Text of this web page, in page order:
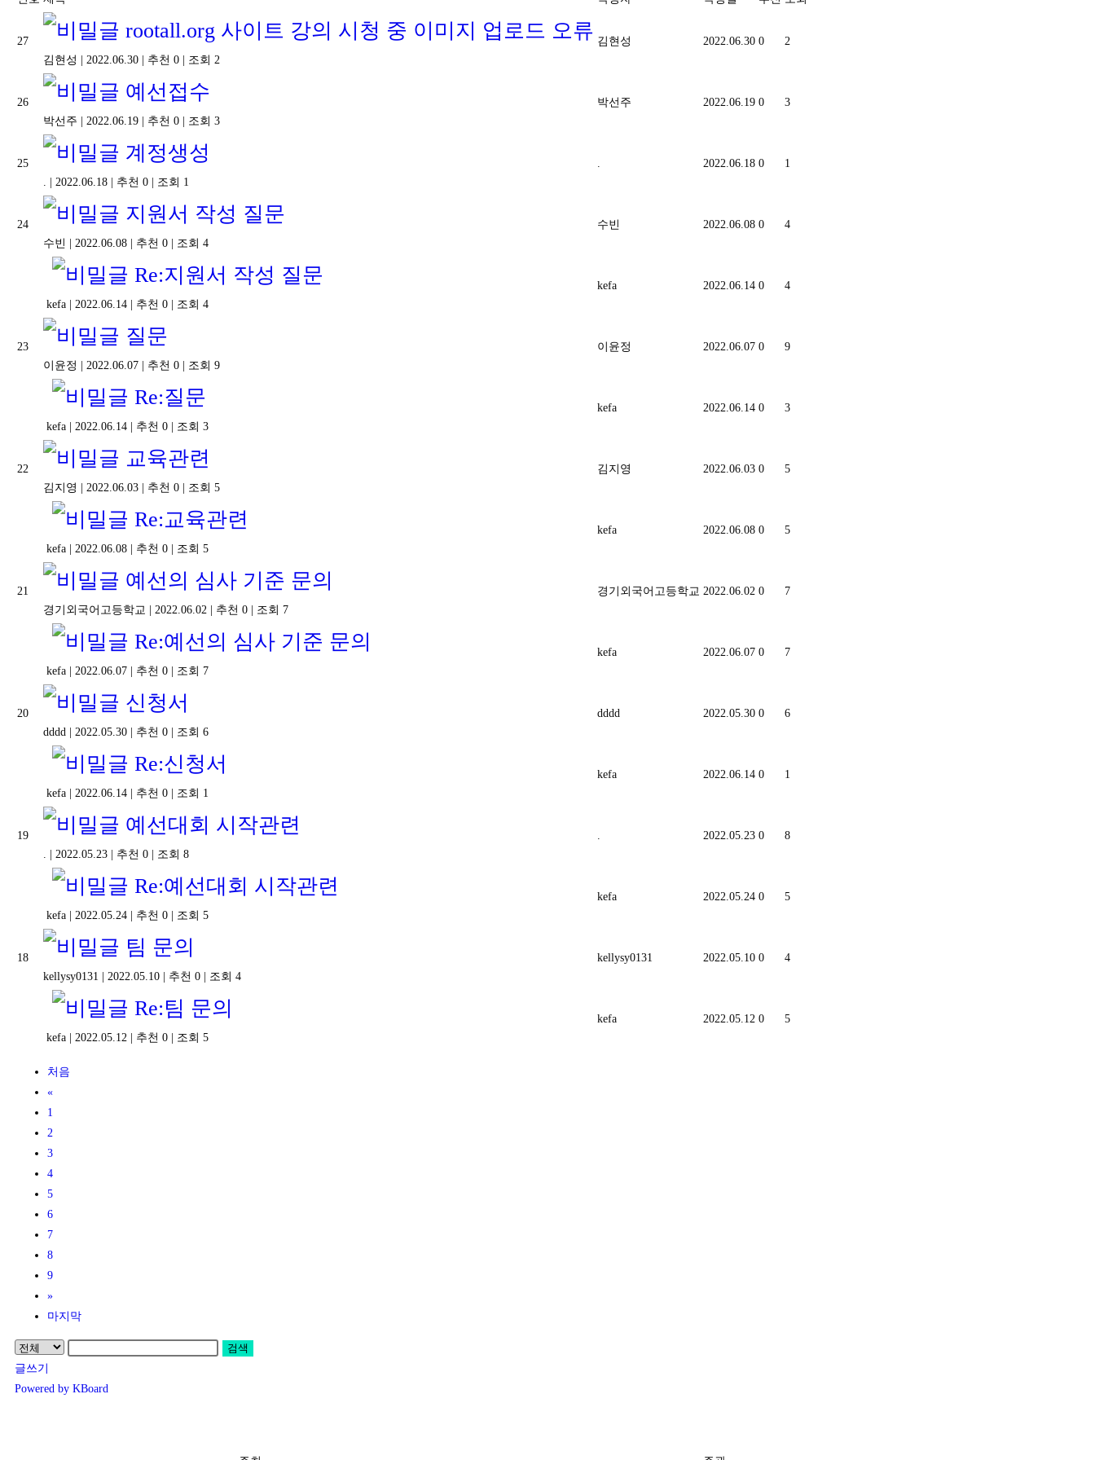
27 rootall.org 사이트 강의 시청 중 이미지 업로드 오류
김현성 2022.06.30 추천 0 조회 2
김현성 2022.06.30 0 2
26 예선접수
박선주 2022.06.19 추천 0 조회 3
박선주 2022.06.19 0 3
25 계정생성
. 2022.06.18 추천 0 조회 1
. 2022.06.18 0 1
24 지원서 작성 질문
수빈 2022.06.08 추천 0 조회 4
수빈 2022.06.08 0 4
Re:지원서 작성 질문
kefa 2022.06.14 추천 0 조회 4
kefa 2022.06.14 0 4
23 질문
이윤정 2022.06.07 추천 0 조회 9
이윤정 2022.06.07 0 9
Re:질문
kefa 2022.06.14 추천 0 조회 3
kefa 2022.06.14 0 3
22 교육관련
김지영 2022.06.03 추천 0 조회 5
김지영 2022.06.03 0 5
Re:교육관련
kefa 2022.06.08 추천 0 조회 5
kefa 2022.06.08 0 5
21 예선의 심사 기준 문의
경기외국어고등학교 2022.06.02 추천 0 조회 7
경기외국어고등학교 2022.06.02 0 7
Re:예선의 심사 기준 문의
kefa 2022.06.07 추천 0 조회 7
kefa 2022.06.07 0 7
20 신청서
dddd 2022.05.30 추천 0 조회 6
dddd 2022.05.30 0 6
Re:신청서
kefa 2022.06.14 추천 0 조회 1
kefa 2022.06.14 0 1
19 예선대회 시작관련
. 2022.05.23 추천 0 조회 8
. 2022.05.23 0 8
Re:예선대회 시작관련
kefa 2022.05.24 추천 0 조회 5
kefa 2022.05.24 0 5
18 팀 문의
kellysy0131 2022.05.10 추천 0 조회 4
kellysy0131 2022.05.10 0 4
Re:팀 문의
kefa 2022.05.12 추천 0 조회 5
kefa 2022.05.12 0 5
처음
«
1
2
3
4
5
6
7
8
9
»
마지막
검색
글쓰기
Powered by KBoard